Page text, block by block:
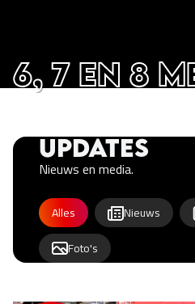
6, 7 en 8
Updates
Nieuws en media.
Updates category
Alles Nieuws
Foto's